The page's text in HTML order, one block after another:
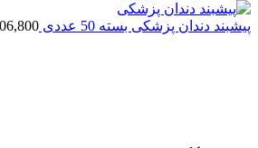
پیشبند دندان پزشکی بسته 50 عددی